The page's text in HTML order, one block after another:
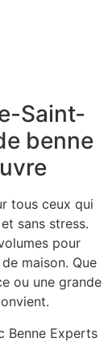
Saint-
benne
tous ceux qui
sans stress.
pour
maison. Que
ou une grande
Benne Experts